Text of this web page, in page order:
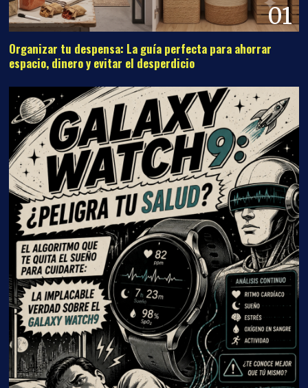
01
Organizar tu despensa: La guía perfecta para ahorrar
espacio, dinero y evitar el desperdicio